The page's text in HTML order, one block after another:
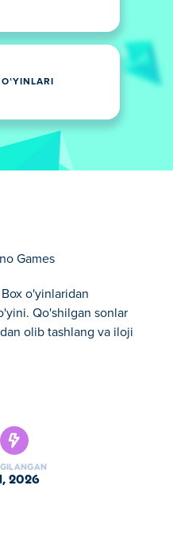
Games
o'yinlaridan
Qo'shilgan sonlar
olib tashlang va iloji
olib tashlang va iloji
Sizni shoshiltiradigan
ko'ra muhimroq bo'lgan
oldindan o'ylang va
2026